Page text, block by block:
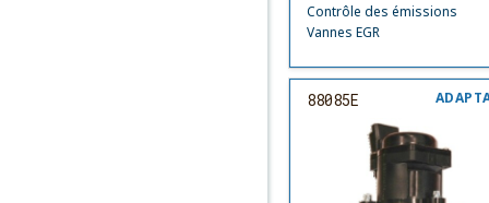
Contrôle des émissions
Vannes EGR
88085E